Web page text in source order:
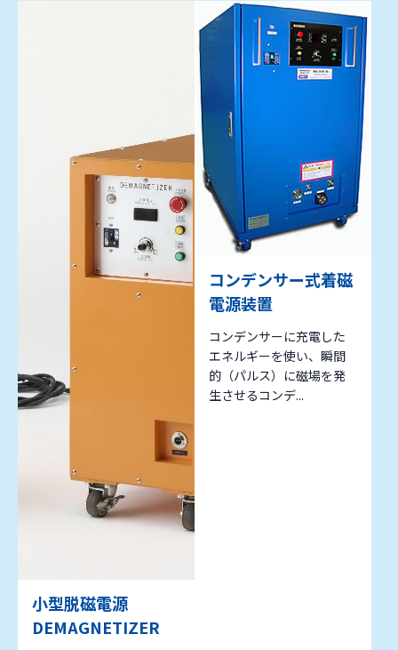
小型脱磁電源
DEMAGNETIZER
コンデンサー式着磁
電源装置
コンデンサーに充電した
エネルギーを使い、瞬間
的（パルス）に磁場を発
生させるコンデ...